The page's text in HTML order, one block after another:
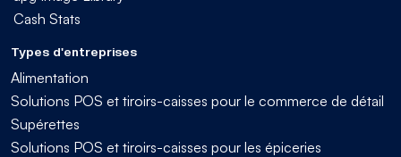
Cash Stats
Types d'entreprises
Alimentation
Solutions POS et tiroirs-caisses pour le commerce de détail
Supérettes
Solutions POS et tiroirs-caisses pour les épiceries